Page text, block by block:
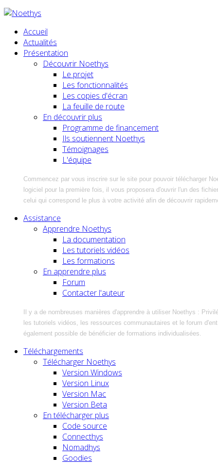
Accueil
Actualités
Présentation
Découvrir Noethys
Le projet
Les fonctionnalités
Les copies d'écran
La feuille de route
En découvrir plus
Programme de financement
Ils soutiennent Noethys
Témoignages
L'équipe
Commencez par vous inscrire sur le site pour pouvoir télécharger
logiciel pour la première fois, il vous proposera d'ouvrir l'un des
celui qui correspond le plus à votre activité afin de découvrir
Assistance
Apprendre Noethys
La documentation
Les tutoriels vidéos
Les formations
En apprendre plus
Forum
Contacter l'auteur
Il y a de nombreuses manières d'apprendre à utiliser Noethys :
les tutoriels vidéos, les ressources communautaires et le forum
également possible de bénéficier de formations individualisées.
Téléchargements
Télécharger Noethys
Version Windows
Version Linux
Version Mac
Version Beta
En télécharger plus
Code source
Connecthys
Nomadhys
Goodies